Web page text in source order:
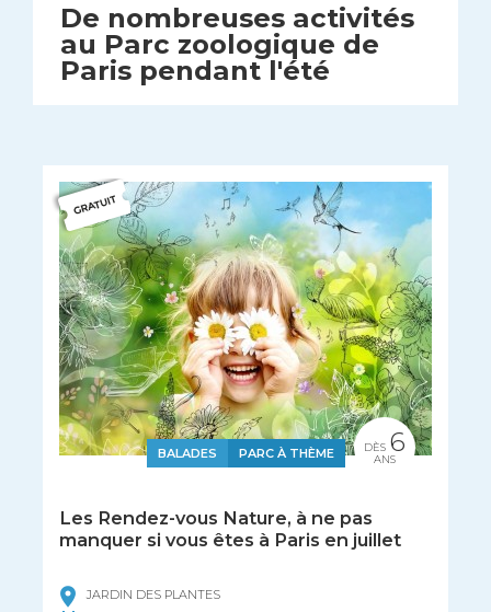
De nombreuses activités
au Parc zoologique de
Paris pendant l'été
BALADES PARC À THÈME
Les Rendez-vous Nature, à ne pas
manquer si vous êtes à Paris en juillet
JARDIN DES PLANTES
DÈS 6
ANS